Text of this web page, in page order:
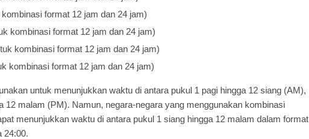
format 12 jam dan 24 jam)
kombinasi format 12 jam dan 24 jam)
kombinasi format 12 jam dan 24 jam)
kombinasi format 12 jam dan 24 jam)
untuk menunjukkan waktu di antara pukul 1 pagi hingga 12 siang (AM),
12 malam (PM). Namun, negara-negara yang menggunakan kombinasi
menunjukkan waktu di antara pukul 1 siang hingga 12 malam dalam format
24:00.